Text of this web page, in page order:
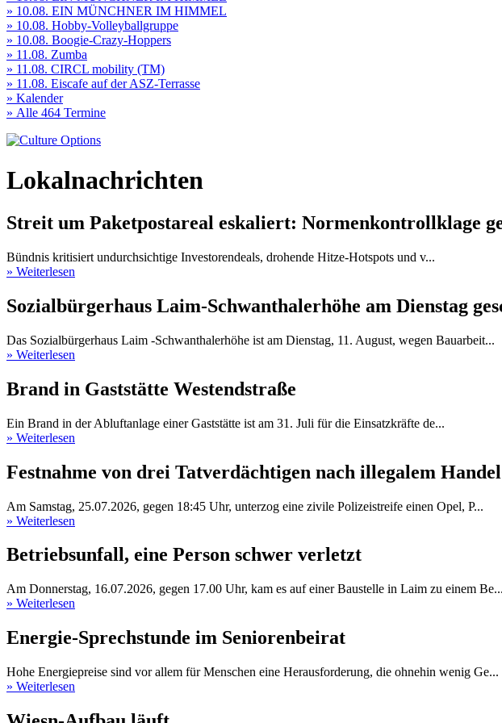
» 10.08. EIN MÜNCHNER IM HIMMEL
» 10.08. Hobby-Volleyballgruppe
» 10.08. Boogie-Crazy-Hoppers
» 11.08. Zumba
» 11.08. CIRCL mobility (TM)
» 11.08. Eiscafe auf der ASZ-Terrasse
» Kalender
» Alle 464 Termine
Lokalnachrichten
Streit um Paketpostareal eskaliert: Normenkontrollklage
Bündnis kritisiert undurchsichtige Investorendeals, drohende Hitze-Hotspots und v...
» Weiterlesen
Sozialbürgerhaus Laim-Schwanthalerhöhe am Dienstag
Das Sozialbürgerhaus Laim -Schwanthalerhöhe ist am Dienstag, 11. August, wegen Bauarbeit...
» Weiterlesen
Brand in Gaststätte Westendstraße
Ein Brand in der Abluftanlage einer Gaststätte ist am 31. Juli für die Einsatzkräfte de...
» Weiterlesen
Festnahme von drei Tatverdächtigen nach illegalem
Am Samstag, 25.07.2026, gegen 18:45 Uhr, unterzog eine zivile Polizeistreife einen Opel, P...
» Weiterlesen
Betriebsunfall, eine Person schwer verletzt
Am Donnerstag, 16.07.2026, gegen 17.00 Uhr, kam es auf einer Baustelle in Laim zu einem Be...
» Weiterlesen
Energie-Sprechstunde im Seniorenbeirat
Hohe Energiepreise sind vor allem für Menschen eine Herausforderung, die ohnehin wenig Ge...
» Weiterlesen